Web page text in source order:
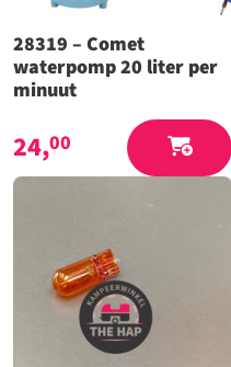
28319 – Comet
waterpomp 20 liter per
minuut
24,00